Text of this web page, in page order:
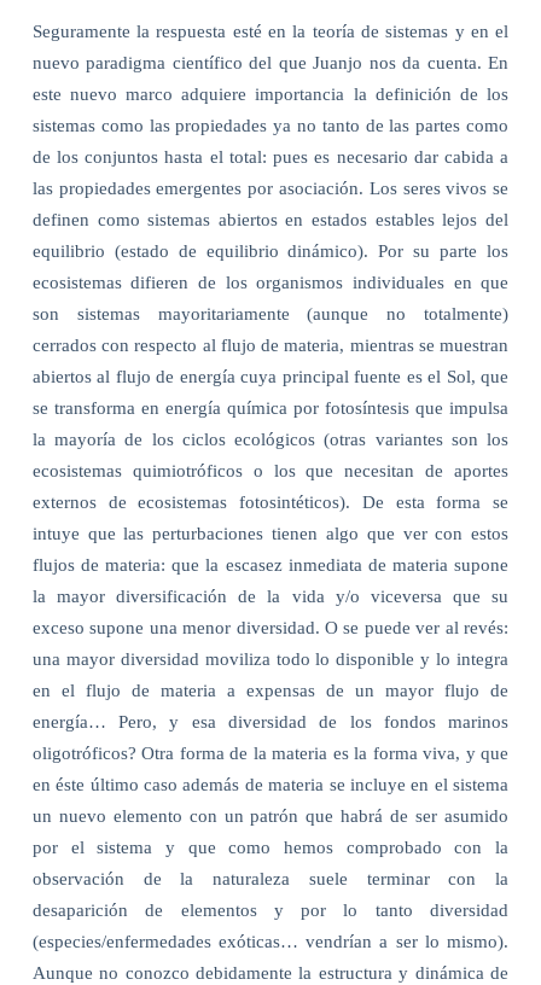
Seguramente la respuesta esté en la teoría de sistemas y en el
nuevo paradigma científico del que Juanjo nos da cuenta. En
este nuevo marco adquiere importancia la definición de los
sistemas como las propiedades ya no tanto de las partes como
de los conjuntos hasta el total: pues es necesario dar cabida a
las propiedades emergentes por asociación. Los seres vivos se
definen como sistemas abiertos en estados estables lejos del
equilibrio (estado de equilibrio dinámico). Por su parte los
ecosistemas difieren de los organismos individuales en que
son sistemas mayoritariamente (aunque no totalmente)
cerrados con respecto al flujo de materia, mientras se muestran
abiertos al flujo de energía cuya principal fuente es el Sol, que
se transforma en energía química por fotosíntesis que impulsa
la mayoría de los ciclos ecológicos (otras variantes son los
ecosistemas quimiotróficos o los que necesitan de aportes
externos de ecosistemas fotosintéticos). De esta forma se
intuye que las perturbaciones tienen algo que ver con estos
flujos de materia: que la escasez inmediata de materia supone
la mayor diversificación de la vida y/o viceversa que su
exceso supone una menor diversidad. O se puede ver al revés:
una mayor diversidad moviliza todo lo disponible y lo integra
en el flujo de materia a expensas de un mayor flujo de
energía… Pero, y esa diversidad de los fondos marinos
oligotróficos? Otra forma de la materia es la forma viva, y que
en éste último caso además de materia se incluye en el sistema
un nuevo elemento con un patrón que habrá de ser asumido
por el sistema y que como hemos comprobado con la
observación de la naturaleza suele terminar con la
desaparición de elementos y por lo tanto diversidad
(especies/enfermedades exóticas… vendrían a ser lo mismo).
Aunque no conozco debidamente la estructura y dinámica de